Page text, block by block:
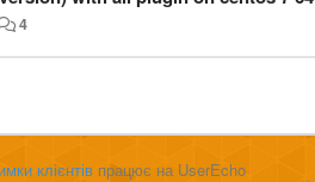
4
клієнтівпрацює на UserEcho